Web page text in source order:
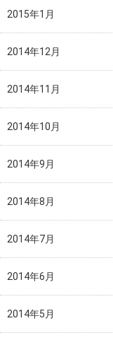
2015年1月
2014年12月
2014年11月
2014年10月
2014年9月
2014年8月
2014年7月
2014年6月
2014年5月